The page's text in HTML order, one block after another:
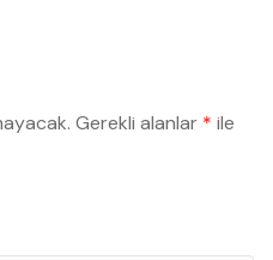
Gerekli alanlar * ile